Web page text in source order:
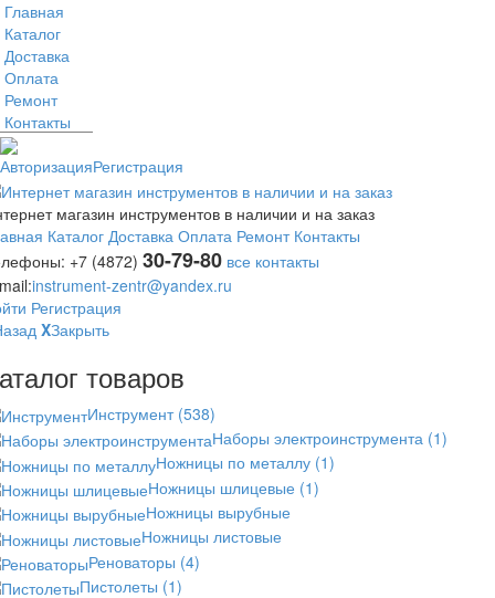
Главная
Каталог
Доставка
Оплата
Ремонт
Контакты
АвторизацияРегистрация
магазин инструментов в наличии и на заказ
Каталог Доставка Оплата Ремонт Контакты
+7 (4872) 30-79-80 все контакты
instrument-zentr@yandex.ru
Регистрация
XЗакрыть
товаров
Инструмент (538)
Наборы электроинструмента (1)
Ножницы по металлу (1)
Ножницы шлицевые (1)
Ножницы вырубные
Ножницы листовые
Реноваторы (4)
Пистолеты (1)